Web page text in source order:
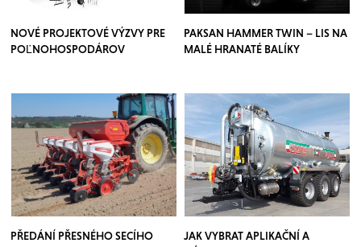
NOVÉ PROJEKTOVÉ VÝZVY PRE
POĽNOHOSPODÁROV
PAKSAN HAMMER TWIN – LIS NA
MALÉ HRANATÉ BALÍKY
PŘEDÁNÍ PŘESNÉHO SECÍHO
JAK VYBRAT APLIKAČNÍ A